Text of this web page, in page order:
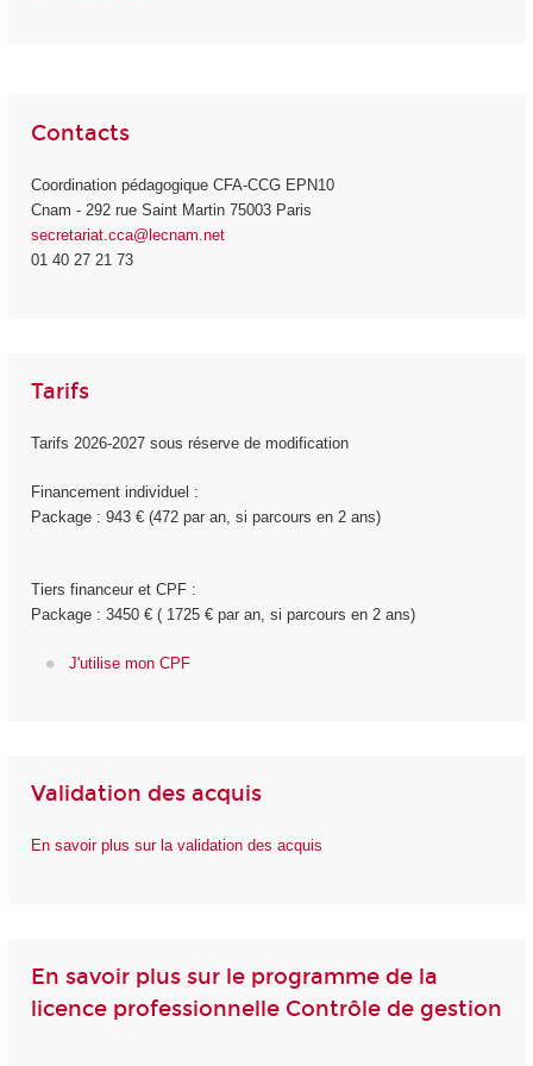
Contacts
Coordination pédagogique CFA-CCG EPN10
Cnam - 292 rue Saint Martin 75003 Paris
secretariat.cca@lecnam.net
01 40 27 21 73
Tarifs
Tarifs 2026-2027 sous réserve de modification
Financement individuel :
Package : 943 € (472 par an, si parcours en 2 ans)
Tiers financeur et CPF :
Package : 3450 € ( 1725 € par an, si parcours en 2 ans)
J'utilise mon CPF
Validation des acquis
En savoir plus sur la validation des acquis
En savoir plus sur le programme de la
licence professionnelle Contrôle de gestion